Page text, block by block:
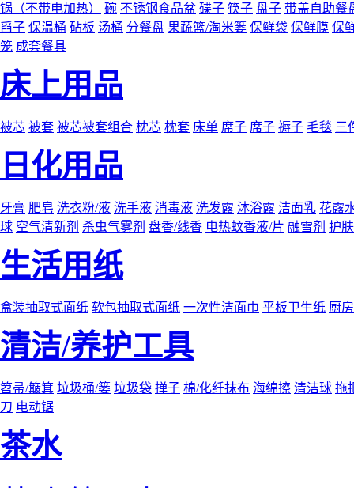
锅（不带电加热） 碗 不锈钢食品盆 碟子 筷子 盘子 带盖自助餐
舀子 保温桶 砧板 汤桶 分餐盘 果蔬篮/淘米篓 保鲜袋 保鲜膜 保
笼 成套餐具
床上用品
被芯 被套 被芯被套组合 枕芯 枕套 床单 席子 席子 褥子 毛毯 三
日化用品
牙膏 肥皂 洗衣粉/液 洗手液 消毒液 洗发露 沐浴露 洁面乳 花露
球 空气清新剂 杀虫气雾剂 盘香/线香 电热蚊香液/片 融雪剂 护
生活用纸
盒装抽取式面纸 软包抽取式面纸 一次性洁面巾 平板卫生纸 厨
清洁/养护工具
笤帚/簸箕 垃圾桶/篓 垃圾袋 掸子 棉/化纤抹布 海绵擦 清洁球 拖
刀 电动锯
茶水